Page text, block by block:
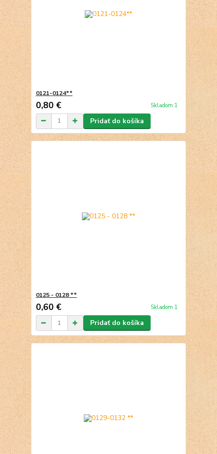
0121-0124**
0,80 € Skladom 1
Pridať do košíka
0125 - 0128 **
0,60 € Skladom 1
Pridať do košíka